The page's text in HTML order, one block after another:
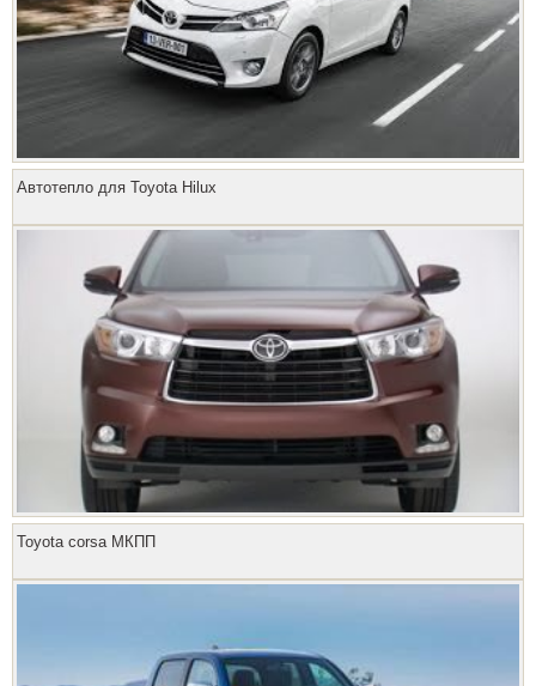
Автотепло для Toyota Hilux
Toyota corsa МКПП